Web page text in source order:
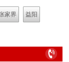
家界 益阳